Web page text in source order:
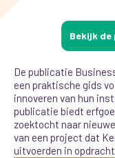
Bekijk
De publicatie
een praktische gids
innoveren van hun
publicatie biedt
zoektocht naar
van een project dat
uitvoerden in